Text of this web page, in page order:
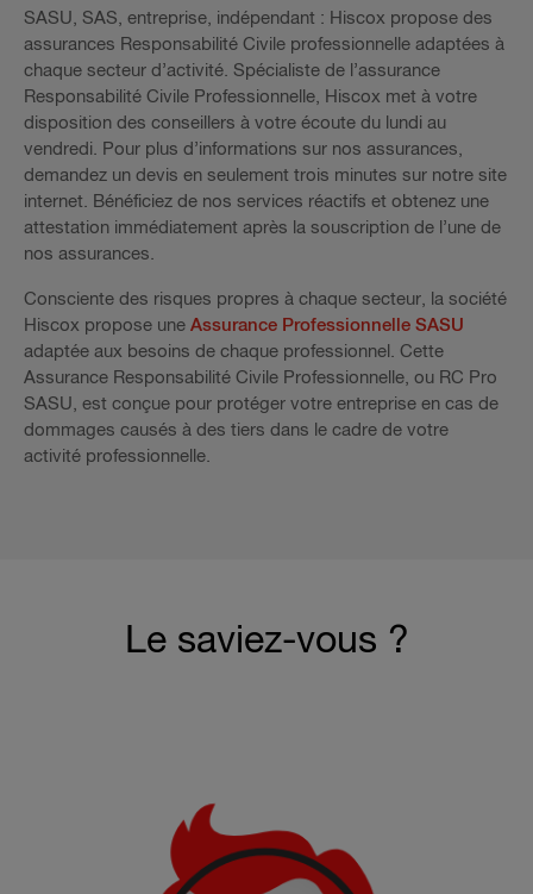
SASU, SAS, entreprise, indépendant : Hiscox propose des
assurances Responsabilité Civile professionnelle adaptées à
chaque secteur d’activité. Spécialiste de l’assurance
Responsabilité Civile Professionnelle, Hiscox met à votre
disposition des conseillers à votre écoute du lundi au
vendredi. Pour plus d’informations sur nos assurances,
demandez un devis en seulement trois minutes sur notre site
internet. Bénéficiez de nos services réactifs et obtenez une
attestation immédiatement après la souscription de l’une de
nos assurances.
Consciente des risques propres à chaque secteur, la société
Hiscox propose une Assurance Professionnelle SASU
adaptée aux besoins de chaque professionnel. Cette
Assurance Responsabilité Civile Professionnelle, ou RC Pro
SASU, est conçue pour protéger votre entreprise en cas de
dommages causés à des tiers dans le cadre de votre
activité professionnelle.
Le saviez-vous ?